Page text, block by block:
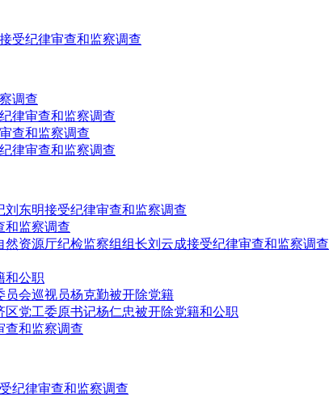
受纪律审查和监察调查
调查
律审查和监察调查
查和监察调查
律审查和监察调查
东明接受纪律审查和监察调查
和监察调查
资源厅纪检监察组组长刘云成接受纪律审查和监察调查
和公职
会巡视员杨克勤被开除党籍
党工委原书记杨仁忠被开除党籍和公职
查和监察调查
纪律审查和监察调查